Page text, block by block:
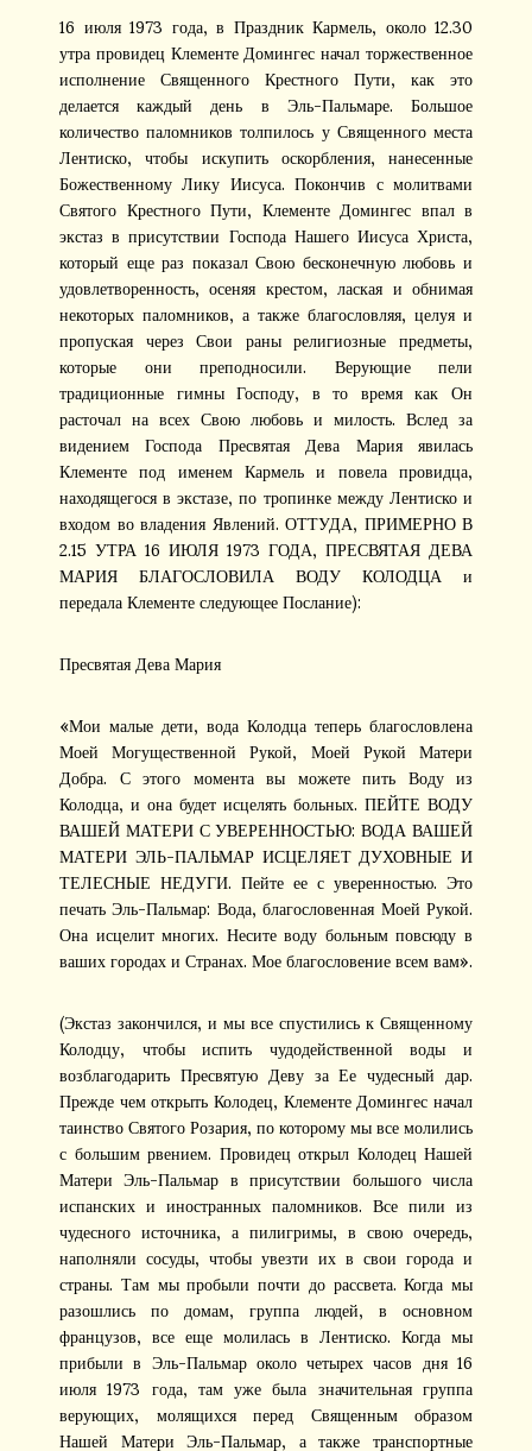
16 июля 1973 года, в Праздник Кармель, около 12.30
утра провидец Клементе Домингес начал торжественное
исполнение Священного Крестного Пути, как это
делается каждый день в Эль-Пальмаре. Большое
количество паломников толпилось у Священного места
Лентиско, чтобы искупить оскорбления, нанесенные
Божественному Лику Иисуса. Покончив с молитвами
Святого Крестного Пути, Клементе Домингес впал в
экстаз в присутствии Господа Нашего Иисуса Христа,
который еще раз показал Свою бесконечную любовь и
удовлетворенность, осеняя крестом, лаская и обнимая
некоторых паломников, а также благословляя, целуя и
пропуская через Свои раны религиозные предметы,
которые они преподносили. Верующие пели
традиционные гимны Господу, в то время как Он
расточал на всех Свою любовь и милость. Вслед за
видением Господа Пресвятая Дева Мария явилась
Клементе под именем Кармель и повела провидца,
находящегося в экстазе, по тропинке между Лентиско и
входом во владения Явлений. ОТТУДА, ПРИМЕРНО В
2.15 УТРА 16 ИЮЛЯ 1973 ГОДА, ПРЕСВЯТАЯ ДЕВА
МАРИЯ БЛАГОСЛОВИЛА ВОДУ КОЛОДЦА и
передала Клементе следующее Послание):
Пресвятая Дева Мария
«Мои малые дети, вода Колодца теперь благословлена
Моей Могущественной Рукой, Моей Рукой Матери
Добра. С этого момента вы можете пить Воду из
Колодца, и она будет исцелять больных. ПЕЙТЕ ВОДУ
ВАШЕЙ МАТЕРИ С УВЕРЕННОСТЬЮ: ВОДА ВАШЕЙ
МАТЕРИ ЭЛЬ-ПАЛЬМАР ИСЦЕЛЯЕТ ДУХОВНЫЕ И
ТЕЛЕСНЫЕ НЕДУГИ. Пейте ее с уверенностью. Это
печать Эль-Пальмар: Вода, благословенная Моей Рукой.
Она исцелит многих. Несите воду больным повсюду в
ваших городах и Странах. Мое благословение всем вам».
(Экстаз закончился, и мы все спустились к Священному
Колодцу, чтобы испить чудодейственной воды и
возблагодарить Пресвятую Деву за Ее чудесный дар.
Прежде чем открыть Колодец, Клементе Домингес начал
таинство Святого Розария, по которому мы все молились
с большим рвением. Провидец открыл Колодец Нашей
Матери Эль-Пальмар в присутствии большого числа
испанских и иностранных паломников. Все пили из
чудесного источника, а пилигримы, в свою очередь,
наполняли сосуды, чтобы увезти их в свои города и
страны. Там мы пробыли почти до рассвета. Когда мы
разошлись по домам, группа людей, в основном
французов, все еще молилась в Лентиско. Когда мы
прибыли в Эль-Пальмар около четырех часов дня 16
июля 1973 года, там уже была значительная группа
верующих, молящихся перед Священным образом
Нашей Матери Эль-Пальмар, а также транспортные